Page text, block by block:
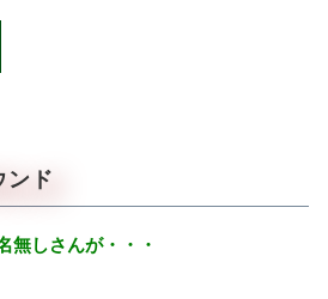
ンド
無しさんが・・・